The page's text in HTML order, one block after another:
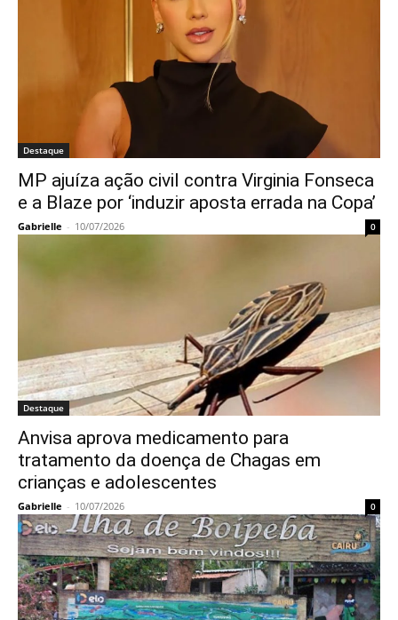
Destaque
MP ajuíza ação civil contra Virginia Fonseca
e a Blaze por ‘induzir aposta errada na Copa’
Gabrielle - 10/07/2026 0
Destaque
Anvisa aprova medicamento para
tratamento da doença de Chagas em
crianças e adolescentes
Gabrielle - 10/07/2026 0